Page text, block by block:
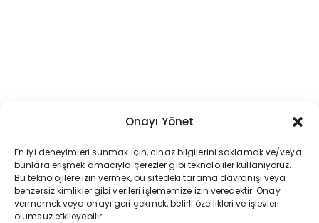
Onayı Yönet
En iyi deneyimleri sunmak için, cihaz bilgilerini saklamak ve/veya
bunlara erişmek amacıyla çerezler gibi teknolojiler kullanıyoruz.
Bu teknolojilere izin vermek, bu sitedeki tarama davranışı veya
benzersiz kimlikler gibi verileri işlememize izin verecektir. Onay
vermemek veya onayı geri çekmek, belirli özellikleri ve işlevleri
olumsuz etkileyebilir.